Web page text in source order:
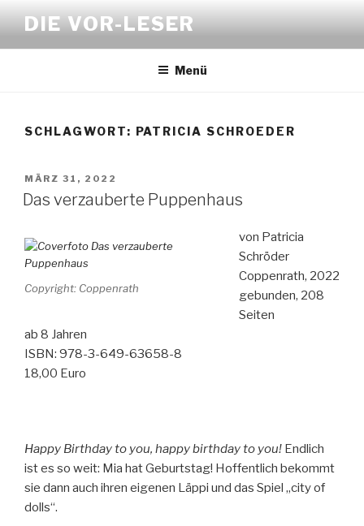
Inhalt
springen
DIE VOR-LESER
Menü
SCHLAGWORT: PATRICIA SCHROEDER
VERÖFFENTLICHT
AM
MÄRZ 31, 2022
Das verzauberte Puppenhaus
Copyright: Coppenrath
von Patricia
Schröder
Coppenrath, 2022
gebunden, 208
Seiten
ab 8 Jahren
ISBN: 978-3-649-63658-8
18,00 Euro
Happy Birthday to you, happy birthday to you! Endlich
ist es so weit: Mia hat Geburtstag! Hoffentlich bekommt
sie dann auch ihren eigenen Läppi und das Spiel „city of
dolls“.